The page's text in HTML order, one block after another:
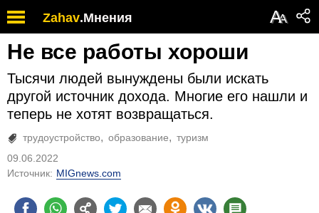
Zahav.Мнения АА
Не все работы хороши
Тысячи людей вынуждены были искать
другой источник дохода. Многие его нашли и
теперь не хотят возвращаться.
трудоустройство образование
туризм
09.06.2022
Источник: MIGnews.com